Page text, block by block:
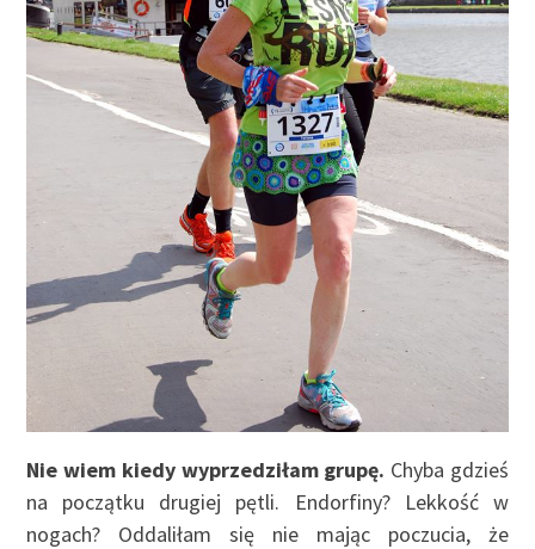
Nie wiem kiedy wyprzedziłam grupę. Chyba gdzieś
na początku drugiej pętli. Endorfiny? Lekkość w
nogach? Oddaliłam się nie mając poczucia, że